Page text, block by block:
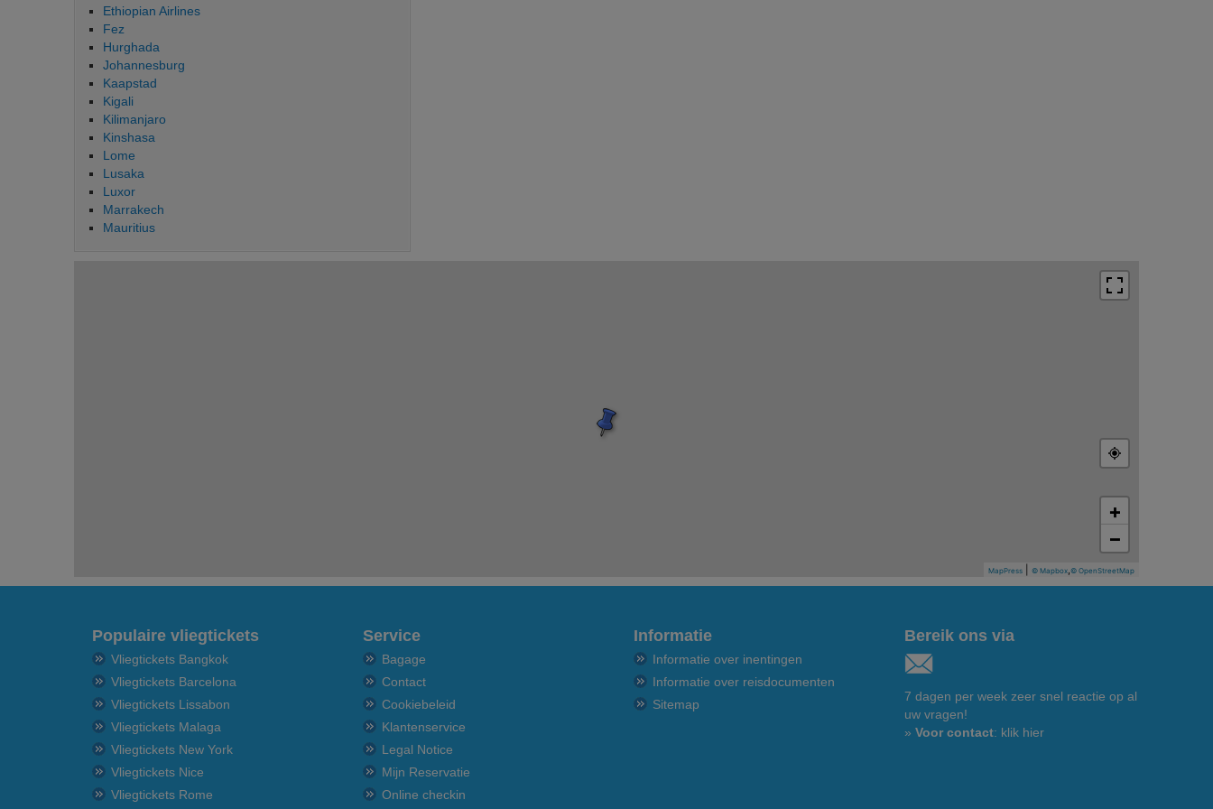
Ethiopian Airlines
Fez
Hurghada
Johannesburg
Kaapstad
Kigali
Kilimanjaro
Kinshasa
Lome
Lusaka
Luxor
Marrakech
Mauritius
+
−
MapPress © Mapbox,© OpenStreetMap
Populaire vliegtickets
Vliegtickets Bangkok
Vliegtickets Barcelona
Vliegtickets Lissabon
Vliegtickets Malaga
Vliegtickets New York
Vliegtickets Nice
Vliegtickets Rome
Service
Bagage
Contact
Cookiebeleid
Klantenservice
Legal Notice
Mijn Reservatie
Online checkin
Informatie
Informatie over inentingen
Informatie over reisdocumenten
Sitemap
Bereik ons via
7 dagen per week zeer snel reactie op al
uw vragen!
» Voor contact: klik hier